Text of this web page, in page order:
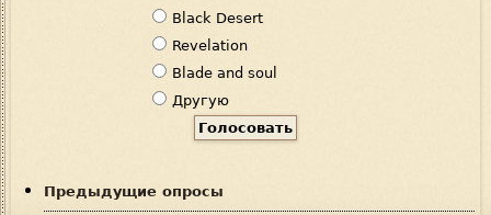
а
н
т
ы
Black Desert
Revelation
Blade and soul
Другую
Предыдущие опросы